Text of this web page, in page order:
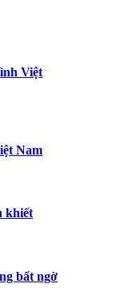
Việt
Nam
khiết
bất ngờ